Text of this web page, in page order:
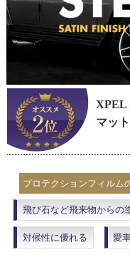
XPEL
マッ
プロテクションフィルム
飛び石など飛来物からの
対候性に優れる 愛